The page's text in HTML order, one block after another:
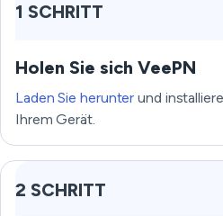
1 SCHRITT
Holen Sie sich VeePN
Laden Sie herunter und
Ihrem Gerät.
2 SCHRITT